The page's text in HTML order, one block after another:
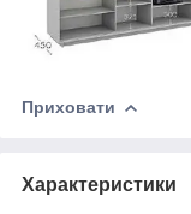
Приховати
Характеристики